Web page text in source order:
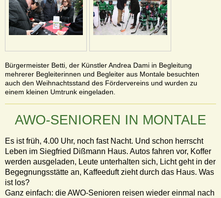
Bürgermeister Betti, der Künstler Andrea Dami in Begleitung
mehrerer Begleiterinnen und Begleiter aus Montale besuchten
auch den Weihnachtsstand des Fördervereins und wurden zu
einem kleinen Umtrunk eingeladen.
AWO-SENIOREN IN MONTALE
Es ist früh, 4.00 Uhr, noch fast Nacht. Und schon herrscht
Leben im Siegfried Dißmann Haus. Autos fahren vor, Koffer
werden ausgeladen, Leute unterhalten sich, Licht geht in der
Begegnungsstätte an, Kaffeeduft zieht durch das Haus. Was
ist los?
Ganz einfach: die AWO-Senioren reisen wieder einmal nach